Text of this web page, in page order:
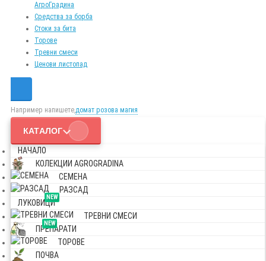
АгроГрадина
Средства за борба
Стоки за бита
Торове
Тревни смеси
Ценови листопад
Например напишете,домат розова магия
КАТАЛОГ
НАЧАЛО
КОЛЕКЦИИ AGROGRADINA
СЕМЕНА
РАЗСАД
NEW
ЛУКОВИЦИ
ТРЕВНИ СМЕСИ
NEW
ПРЕПАРАТИ
ТОРОВЕ
ПОЧВА